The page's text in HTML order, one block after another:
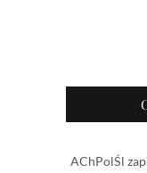
AChPolŚl